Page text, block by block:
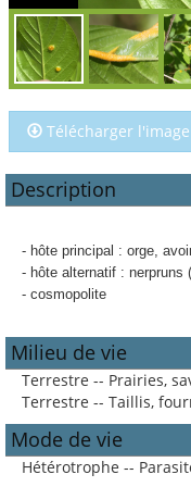
Télécharger l'image
Description
- hôte principal : orge,
- hôte alternatif : nerpruns
- cosmopolite
Milieu de vie
Terrestre -- Prairies,
Terrestre -- Taillis,
Mode de vie
Hétérotrophe --